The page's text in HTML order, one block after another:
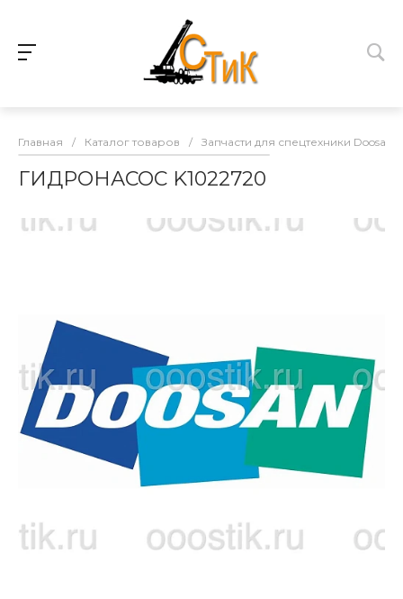
Главная / Каталог товаров / Запчасти для спецтехники Doosan
ГИДРОНАСОС K1022720